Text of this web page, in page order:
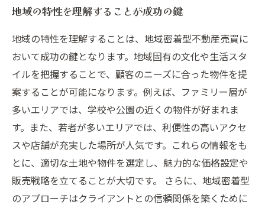
地域の特性を理解することが成功の鍵
地域の特性を理解することは、地域密着型不動産売買に
おいて成功の鍵となります。地域固有の文化や生活スタ
イルを把握することで、顧客のニーズに合った物件を提
案することが可能になります。例えば、ファミリー層が
多いエリアでは、学校や公園の近くの物件が好まれま
す。また、若者が多いエリアでは、利便性の高いアクセ
スや店舗が充実した場所が人気です。これらの情報をも
とに、適切な土地や物件を選定し、魅力的な価格設定や
販売戦略を立てることが大切です。 さらに、地域密着型
のアプローチはクライアントとの信頼関係を築くために